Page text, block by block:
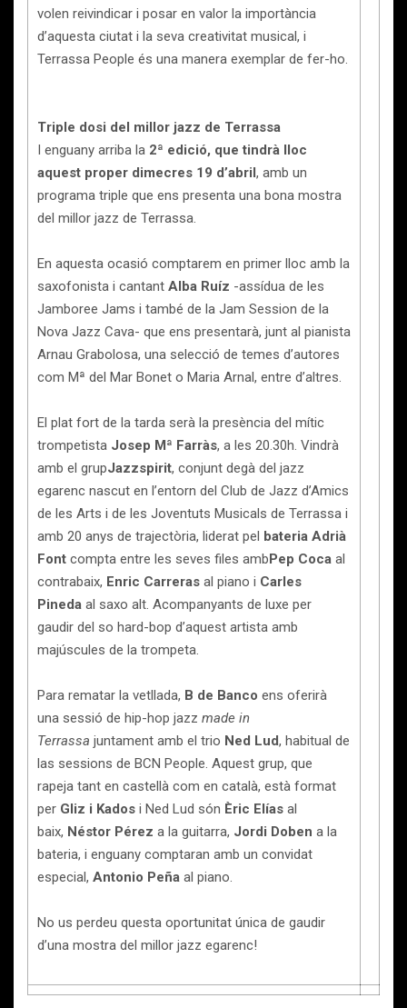
volen reivindicar i posar en valor la importància
d’aquesta ciutat i la seva creativitat musical, i
Terrassa People és una manera exemplar de fer-ho.
Triple dosi del millor jazz de Terrassa
I enguany arriba la 2ª edició, que tindrà lloc
aquest proper dimecres 19 d’abril, amb un
programa triple que ens presenta una bona mostra
del millor jazz de Terrassa.
En aquesta ocasió comptarem en primer lloc amb la
saxofonista i cantant Alba Ruíz -assídua de les
Jamboree Jams i també de la Jam Session de la
Nova Jazz Cava- que ens presentarà, junt al pianista
Arnau Grabolosa, una selecció de temes d’autores
com Mª del Mar Bonet o Maria Arnal, entre d’altres.
El plat fort de la tarda serà la presència del mític
trompetista Josep Mª Farràs, a les 20.30h. Vindrà
amb el grupJazzspirit, conjunt degà del jazz
egarenc nascut en l’entorn del Club de Jazz d’Amics
de les Arts i de les Joventuts Musicals de Terrassa i
amb 20 anys de trajectòria, liderat pel bateria Adrià
Font compta entre les seves files ambPep Coca al
contrabaix, Enric Carreras al piano i Carles
Pineda al saxo alt. Acompanyants de luxe per
gaudir del so hard-bop d’aquest artista amb
majúscules de la trompeta.
Para rematar la vetllada, B de Banco ens oferirà
una sessió de hip-hop jazz made in
Terrassa juntament amb el trio Ned Lud, habitual de
las sessions de BCN People. Aquest grup, que
rapeja tant en castellà com en català, està format
per Gliz i Kados i Ned Lud són Èric Elías al
baix, Néstor Pérez a la guitarra, Jordi Doben a la
bateria, i enguany comptaran amb un convidat
especial, Antonio Peña al piano.
No us perdeu questa oportunitat única de gaudir
d’una mostra del millor jazz egarenc!